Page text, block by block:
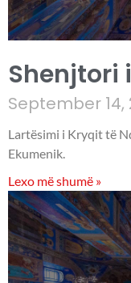
Shenjtori
September 14,
Lartësimi i Kryqit të
Ekumenik.
Lexo më shumë »